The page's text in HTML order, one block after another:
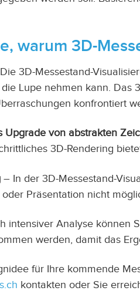
warum 3D-
3D-Messestand-
Lupe nehmen kann.
konfrontiert
Upgrade von abstrakten
3D-Rendering
– In der 3D-Messestand-
Präsentation nicht
intensiver Analyse können
werden, damit das
für Ihre kommende
kontakten oder Sie